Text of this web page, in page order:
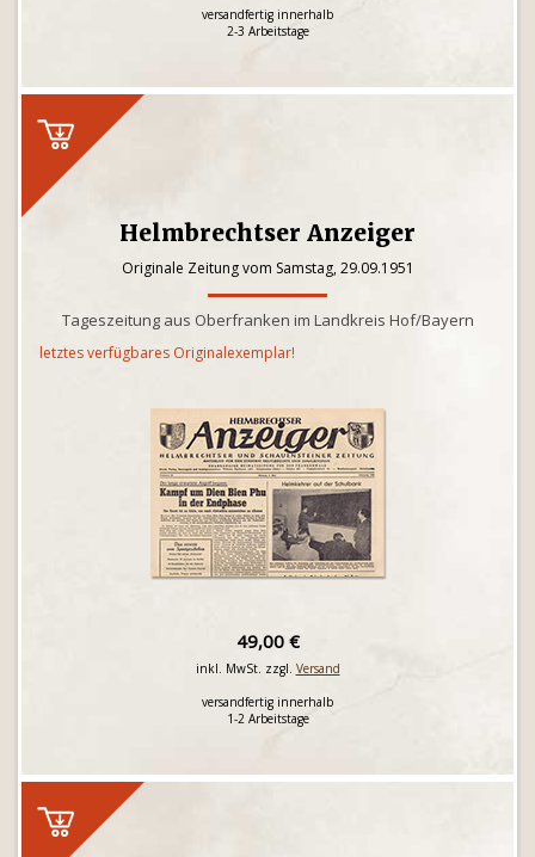
versandfertig innerhalb
2-3 Arbeitstage
Helmbrechtser Anzeiger
Originale Zeitung vom Samstag, 29.09.1951
Tageszeitung aus Oberfranken im Landkreis Hof/Bayern
letztes verfügbares Originalexemplar!
49,00 €
inkl. MwSt. zzgl. Versand
versandfertig innerhalb
1-2 Arbeitstage